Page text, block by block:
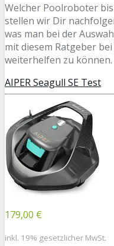
Welcher Poolroboter
stellen wir Dir
was man bei der
mit diesem Ratgeber
weiterhelfen zu können.
AIPER Seagull SE Test
179,00 €
inkl. 19% gesetzlicher MwSt.